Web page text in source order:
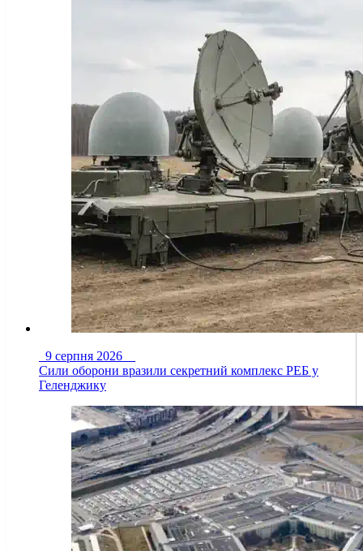
9 серпня 2026
Сили оборони вразили секретний комплекс РЕБ у
Геленджику